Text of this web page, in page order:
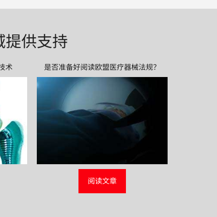
提供支持
术 是否准备好阅读欧盟医疗器械法规？
阅读文章